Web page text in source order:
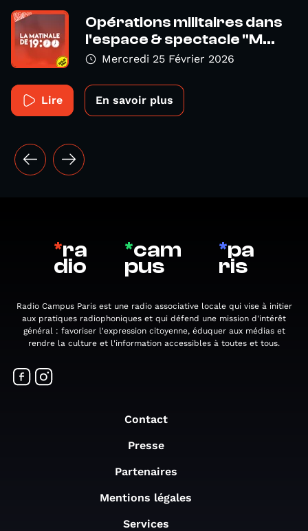
Opérations militaires dans
l'espace & spectacle "M...
Mercredi 25 Février 2026
Lire En savoir plus
*ra
dio
*cam
pus
*pa
ris
Radio Campus Paris est une radio associative locale qui vise à initier
aux pratiques radiophoniques et qui défend une mission d'intérêt
général : favoriser l'expression citoyenne, éduquer aux médias et
rendre la culture et l'information accessibles à toutes et tous.
Contact
Presse
Partenaires
Mentions légales
Services